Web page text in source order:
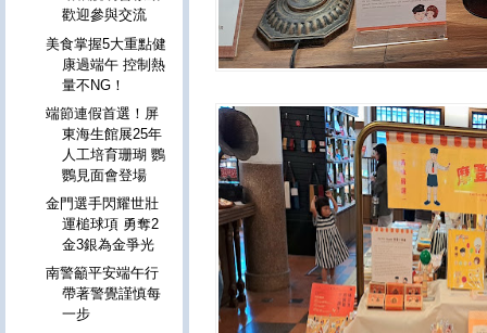
歡迎參與交流
美食掌握5大重點健
康過端午 控制熱
量不NG！
端節連假首選！屏
東海生館展25年
人工培育珊瑚 鸚
鸚見面會登場
金門選手閃耀世壯
運槌球項 勇奪2
金3銀為金爭光
南警籲平安端午行
帶著警覺謹慎每
一步